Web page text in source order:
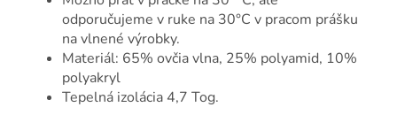
odporučujeme v ruke na 30°C v pracom prášku
na vlnené výrobky.
Materiál: 65% ovčia vlna, 25% polyamid, 10%
polyakryl
Tepelná izolácia 4,7 Tog.